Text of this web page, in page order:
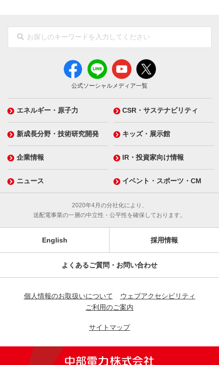
公式ソーシャルメディア一覧
エネルギー・原子力 CSR・サステナビリティ
新成長分野・技術研究開発 キッズ・展示館
企業情報 IR・投資家向け情報
ニュース イベント・スポーツ・CM
2020年4月の分社化により、
送配電事業の一層の中立性・公平性を確保しております。
English 採用情報
よくあるご質問・お問い合わせ
個人情報のお取扱いについて
ウェブアクセシビリティ
ご利用のご案内
サイトマップ